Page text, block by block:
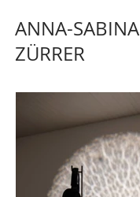
ANNA-SABINA
ZÜRRER